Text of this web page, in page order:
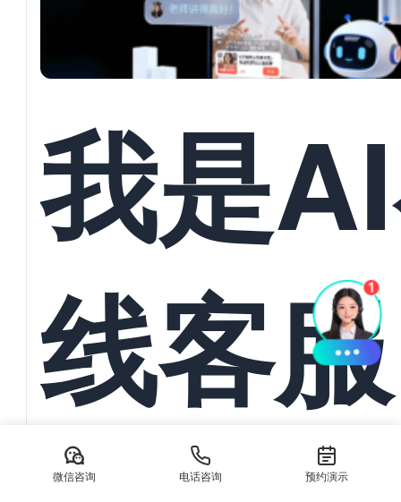
统一
与订
动导入
我是
线客
AI在线客服系统：本地生活服务离不开抖音/美团私信承接 在数
生活服务商家正面临前所未有的流量竞争压力。无论是餐饮、美
务，消费...
微信咨询 电话咨询 预约演示